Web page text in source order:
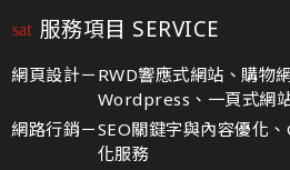
服務項目 SERVICE
網頁設計－ RWD響應式網站、購物
Wordpress、一頁式網
網路行銷－SEO關鍵字與內容優化
化服務